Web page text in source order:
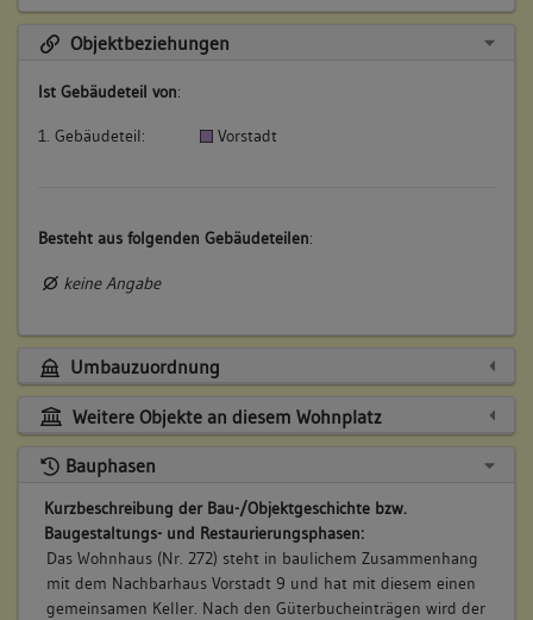
Objektbeziehungen
Ist Gebäudeteil von:
1. Gebäudeteil: Vorstadt
Besteht aus folgenden Gebäudeteilen:
keine Angabe
Umbauzuordnung
Weitere Objekte an diesem Wohnplatz
Bauphasen
Kurzbeschreibung der Bau-/Objektgeschichte bzw.
Baugestaltungs- und Restaurierungsphasen:
Das Wohnhaus (Nr. 272) steht in baulichem Zusammenhang
mit dem Nachbarhaus Vorstadt 9 und hat mit diesem einen
gemeinsamen Keller. Nach den Güterbucheinträgen wird der